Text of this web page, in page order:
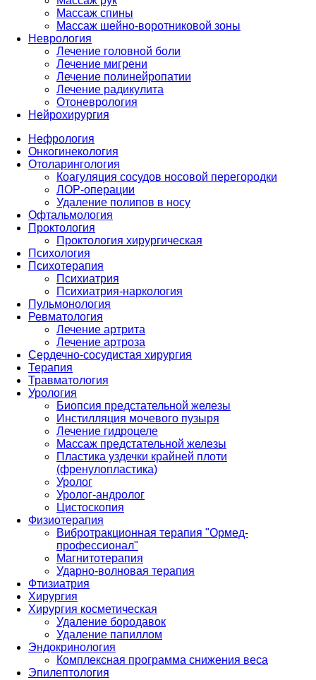
Массаж спины
Массаж шейно-воротниковой зоны
Неврология
Лечение головной боли
Лечение мигрени
Лечение полинейропатии
Лечение радикулита
Отоневрология
Нейрохирургия
Нефрология
Онкогинекология
Отоларингология
Коагуляция сосудов носовой перегородки
ЛОР-операции
Удаление полипов в носу
Офтальмология
Проктология
Проктология хирургическая
Психология
Психотерапия
Психиатрия
Психиатрия-наркология
Пульмонология
Ревматология
Лечение артрита
Лечение артроза
Сердечно-сосудистая хирургия
Терапия
Травматология
Урология
Биопсия предстательной железы
Инстилляция мочевого пузыря
Лечение гидроцеле
Массаж предстательной железы
Пластика уздечки крайней плоти
(френулопластика)
Уролог
Уролог-андролог
Цистоскопия
Физиотерапия
Вибротракционная терапия "Ормед-
профессионал"
Магнитотерапия
Ударно-волновая терапия
Фтизиатрия
Хирургия
Хирургия косметическая
Удаление бородавок
Удаление папиллом
Эндокринология
Комплексная программа снижения веса
Эпилептология